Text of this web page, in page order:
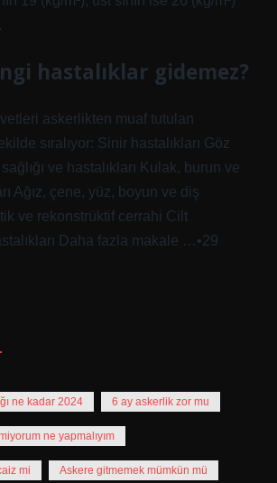
hastalıklar gidemez?
askerlikten muaf tutulan
sıralıyor: Sinir hastalıkları Göz
ve hastalıkları Kulak, burun ve
Ağız, çene, yüz, boyun ve diş
ve rekonstrüktif cerrahi Cilt
Daha fazla makale …•29
ne kadar 2024 6 ay askerlik zor mu
ne yapmalıyım
mi Askere gitmemek mümkün mü